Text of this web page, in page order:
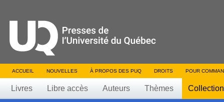
ACCUEIL NOUVELLES À PROPOS DES PUQ DROITS POUR
Livres Libre accès Auteurs Thèmes